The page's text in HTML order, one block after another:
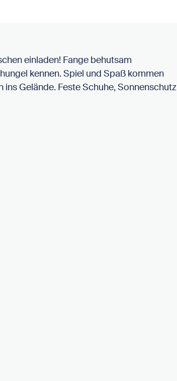
einladen! Fange behutsam
kennen. Spiel und Spaß kommen
Gelände. Feste Schuhe, Sonnenschutz